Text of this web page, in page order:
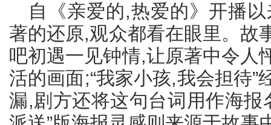
自《亲爱的,热爱的》开播
著的还原,观众都看在眼里。故
吧初遇一见钟情,让原著中令人
活的画面;“我家小孩,我会担待”
漏,剧方还将这句台词用作海报